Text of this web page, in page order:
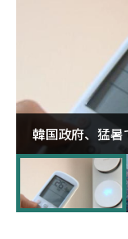
韓国政府、猛
に需給対応体